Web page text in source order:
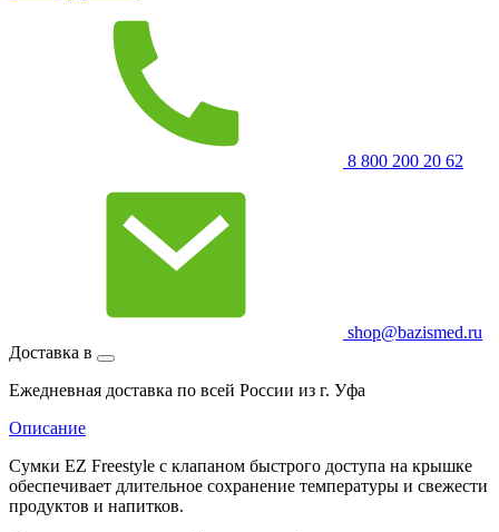
8 800 200 20 62
shop@bazismed.ru
Доставка в
Ежедневная доставка по всей России из г. Уфа
Описание
Сумки EZ Freestyle с клапаном быстрого доступа на крышке
обеспечивает длительное сохранение температуры и свежести
продуктов и напитков.